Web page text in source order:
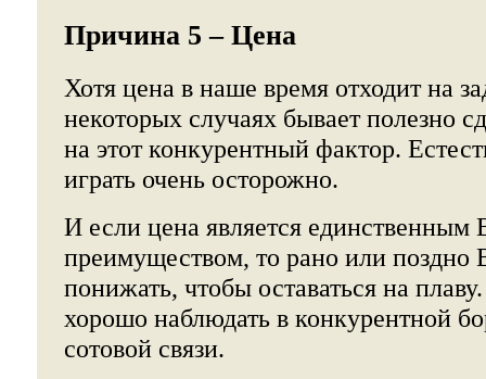
Причина 5 – Цена
Хотя цена в наше время отходит на
некоторых случаях бывает полезно
на этот конкурентный фактор.
играть очень осторожно.
И если цена является
преимуществом, то рано или поздно
понижать, чтобы оставаться на
хорошо наблюдать в конкурентной
сотовой связи.